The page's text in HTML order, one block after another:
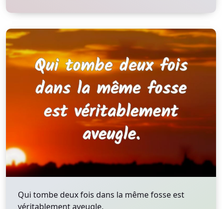
Qui tombe deux fois dans la même fosse est
véritablement aveugle.